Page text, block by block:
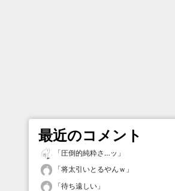
最近のコメント
「圧倒的純粋さ…ッ 」
「将太引いとるやんｗ 」
「待ち遠しい 」